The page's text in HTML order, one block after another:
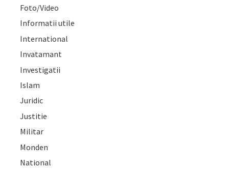
Foto/Video
Informatii utile
International
Invatamant
Investigatii
Islam
Juridic
Justitie
Militar
Monden
National